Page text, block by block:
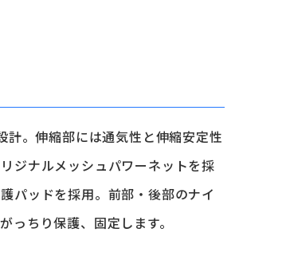
。伸縮部には通気性と伸縮安定性
ジナルメッシュパワーネットを採
パッドを採用。前部・後部のナイ
っちり保護、固定します。